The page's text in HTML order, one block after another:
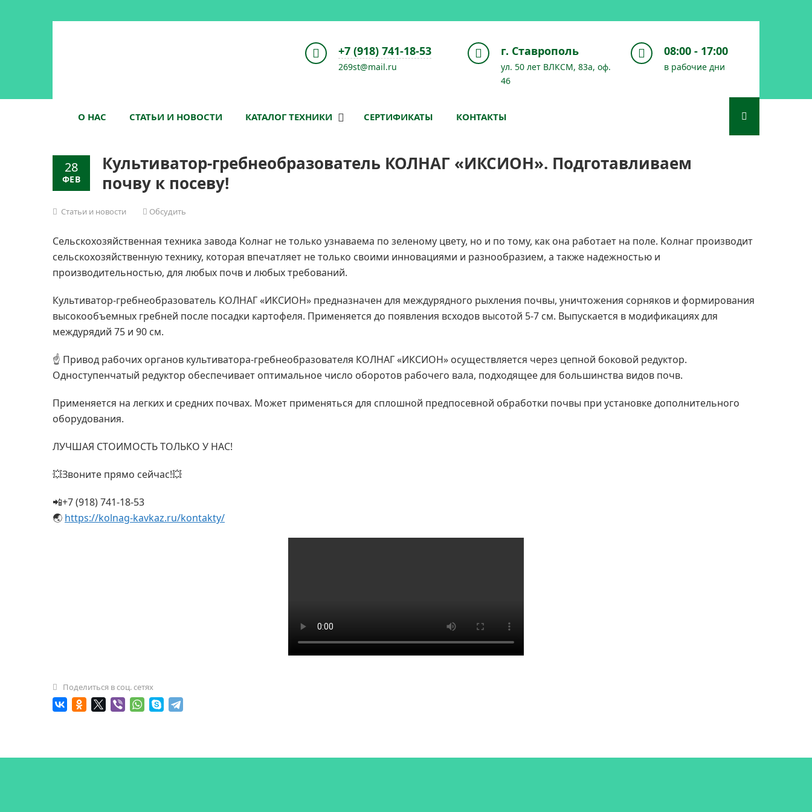
+7 (918) 741-18-53
269st@mail.ru
г. Ставрополь
ул. 50 лет ВЛКСМ, 83а, оф.
46
08:00 - 17:00
в рабочие дни
О НАС СТАТЬИ И НОВОСТИ КАТАЛОГ ТЕХНИКИ СЕРТИФИКАТЫ КОНТАКТЫ
28
ФЕВ
Культиватор-гребнеобразователь КОЛНАГ «ИКСИОН». Подготавливаем
почву к посеву!
Статьи и новости Обсудить
Сельскохозяйственная техника завода Колнаг не только узнаваема по зеленому цвету, но и по тому, как она работает на поле. Колнаг производит
сельскохозяйственную технику, которая впечатляет не только своими инновациями и разнообразием, а также надежностью и
производительностью, для любых почв и любых требований.
Культиватор-гребнеобразователь КОЛНАГ «ИКСИОН» предназначен для междурядного рыхления почвы, уничтожения сорняков и формирования
высокообъемных гребней после посадки картофеля. Применяется до появления всходов высотой 5-7 см. Выпускается в модификациях для
междурядий 75 и 90 см.
☝ Привод рабочих органов культиватора-гребнеобразователя КОЛНАГ «ИКСИОН» осуществляется через цепной боковой редуктор.
Одноступенчатый редуктор обеспечивает оптимальное число оборотов рабочего вала, подходящее для большинства видов почв.
Применяется на легких и средних почвах. Может применяться для сплошной предпосевной обработки почвы при установке дополнительного
оборудования.
ЛУЧШАЯ СТОИМОСТЬ ТОЛЬКО У НАС!
💥Звоните прямо сейчас!💥
📲+7 (918) 741-18-53
🌏 https://kolnag-kavkaz.ru/kontakty/
Поделиться в соц. сетях